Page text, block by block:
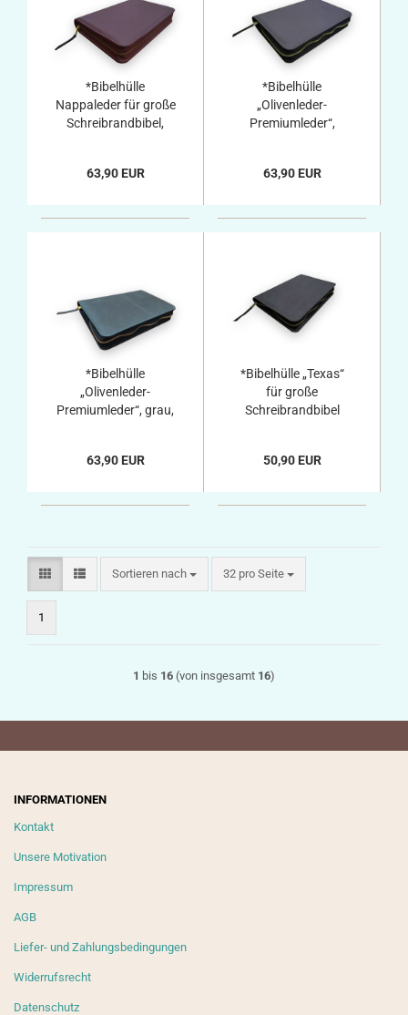
*Bibelhülle
Nappaleder für große
Schreibrandbibel,
63,90 EUR
*Bibelhülle
„Olivenleder-
Premiumleder“,
Schreibrandbibel
63,90 EUR
*Bibelhülle
„Olivenleder-
Premiumleder“, grau,
63,90 EUR
*Bibelhülle „Texas“
für große
Schreibrandbibel
50,90 EUR
Sortieren nach
Sortieren nach 32 pro Seite
pro Seite
1
1 bis 16 (von insgesamt 16)
INFORMATIONEN
Kontakt
Unsere Motivation
Impressum
AGB
Liefer- und Zahlungsbedingungen
Widerrufsrecht
Datenschutz